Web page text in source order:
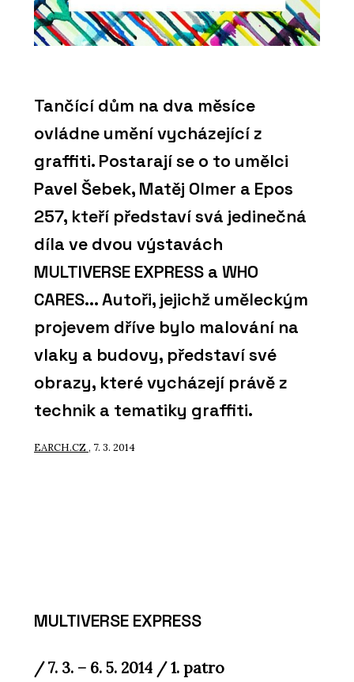
Tančící dům na dva měsíce
ovládne umění vycházející z
graffiti. Postarají se o to umělci
Pavel Šebek, Matěj Olmer a Epos
257, kteří představí svá jedinečná
díla ve dvou výstavách
MULTIVERSE EXPRESS a WHO
CARES... Autoři, jejichž uměleckým
projevem dříve bylo malování na
vlaky a budovy, představí své
obrazy, které vycházejí právě z
technik a tematiky graffiti.
EARCH.CZ , 7. 3. 2014
MULTIVERSE EXPRESS
/ 7. 3. – 6. 5. 2014 / 1. patro